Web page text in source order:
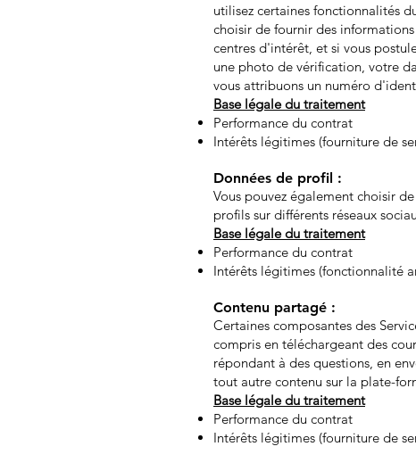
utilisez certaines fonctionnalités
choisir de fournir des
centres d'intérêt, et si vous
une photo de vérification, votre
vous attribuons un numéro
Base légale du traitement
Performance du contrat
Intérêts légitimes (fourniture de
Données de profil :
Vous pouvez également choisir
profils sur différents réseaux
Base légale du traitement
Performance du contrat
Intérêts légitimes (fonctionnalité
Contenu partagé :
Certaines composantes des
compris en téléchargeant des
répondant à des questions, en
tout autre contenu sur la plate-
Base légale du traitement
Performance du contrat
Intérêts légitimes (fourniture de